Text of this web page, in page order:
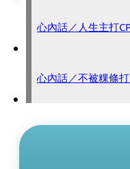
心內話／人生主打
心內話／不被粿條